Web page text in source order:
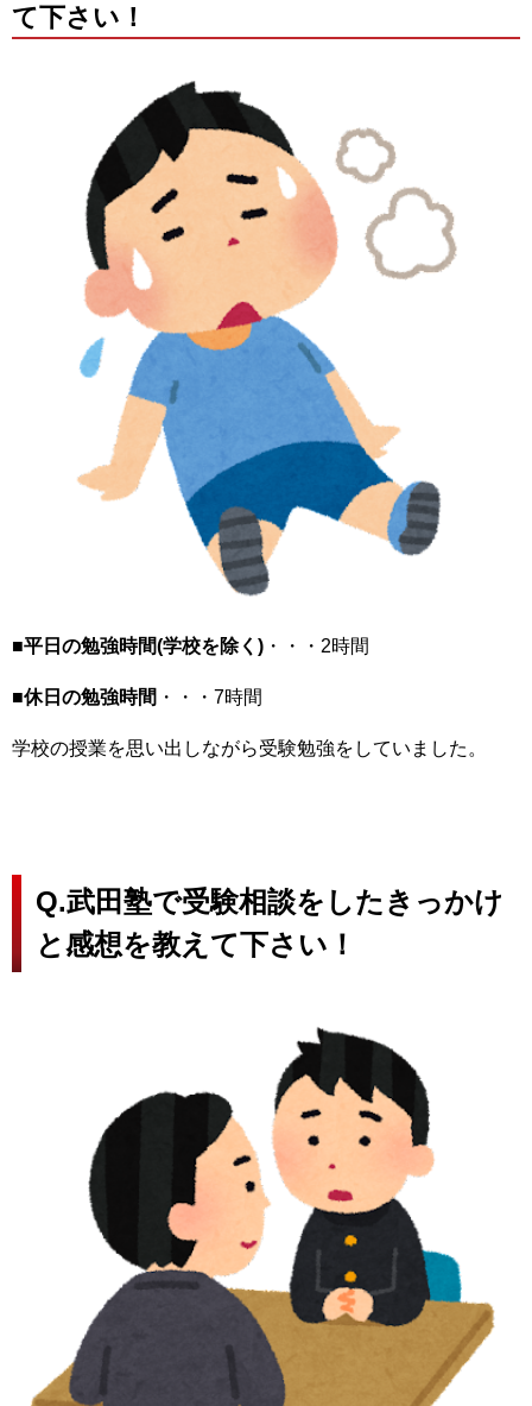
て下さい！
■平日の勉強時間(学校を除く) ・・・2時間
■休日の勉強時間 ・・・7時間
学校の授業を思い出しながら受験勉強をしていました。
Q.武田塾で受験相談をしたきっかけ
と感想を教えて下さい！